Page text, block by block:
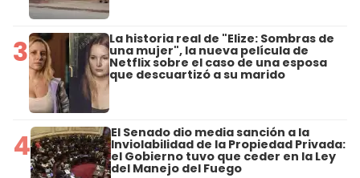
3 La historia real de "Elize: Sombras de
una mujer", la nueva película de
Netflix sobre el caso de una esposa
que descuartizó a su marido
4 El Senado dio media sanción a la
Inviolabilidad de la Propiedad Privada:
el Gobierno tuvo que ceder en la Ley
del Manejo del Fuego